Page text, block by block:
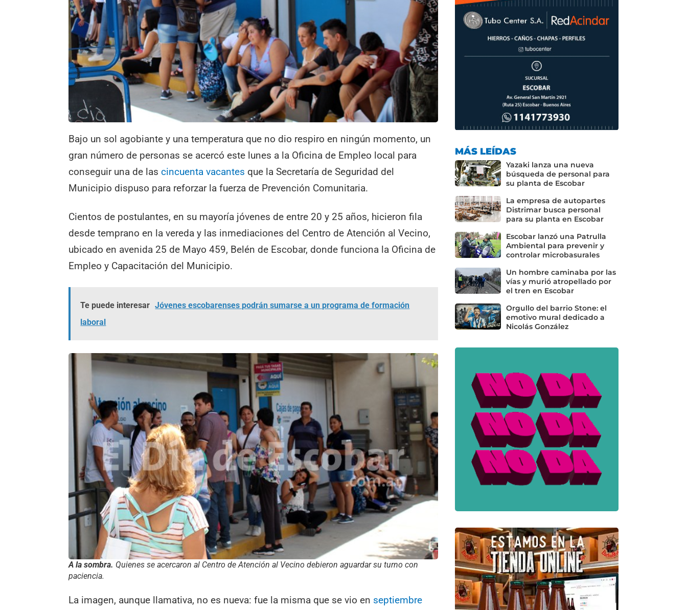
Bajo un sol agobiante y una temperatura que no dio respiro en ningún momento, un
gran número de personas se acercó este lunes a la Oficina de Empleo local para
conseguir una de lascincuenta vacantes que la Secretaría de Seguridad del
Municipio dispuso para reforzar la fuerza de Prevención Comunitaria.
Cientos de postulantes, en su mayoría jóvenes de entre 20 y 25 años, hicieron fila
desde temprano en la vereda y las inmediaciones del Centro de Atención al Vecino,
ubicado en avenida 25 de Mayo 459, Belén de Escobar, donde funciona la Oficina de
Empleo y Capacitación del Municipio.
Te puede interesar Jóvenes escobarenses podrán sumarse a un programa de formación
laboral
A la sombra. Quienes se acercaron al Centro de Atención al Vecino debieron aguardar su turno con
paciencia.
La imagen, aunque llamativa, no es nueva: fue la misma que se vio en septiembre
MÁS LEÍDAS
Yazaki lanza una nueva
búsqueda de personal para
su planta de Escobar
La empresa de autopartes
Distrimar busca personal
para su planta en Escobar
Escobar lanzó una Patrulla
Ambiental para prevenir y
controlar microbasurales
Un hombre caminaba por las
vías y murió atropellado por
el tren en Escobar
Orgullo del barrio Stone: el
emotivo mural dedicado a
Nicolás González